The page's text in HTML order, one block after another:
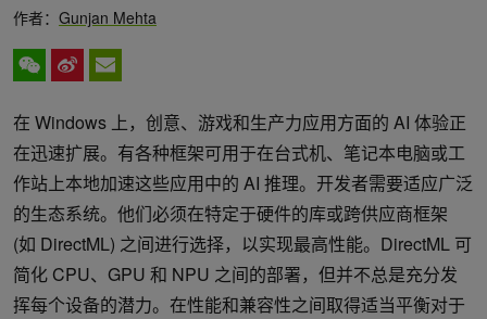
作者： Gunjan Mehta
在 Windows 上，创意、游戏和生产力应用方面的 AI 体验正
在迅速扩展。有各种框架可用于在台式机、笔记本电脑或工
作站上本地加速这些应用中的 AI 推理。开发者需要适应广泛
的生态系统。他们必须在特定于硬件的库或跨供应商框架
(如 DirectML) 之间进行选择，以实现最高性能。DirectML 可
简化 CPU、GPU 和 NPU 之间的部署，但并不总是充分发
挥每个设备的潜力。在性能和兼容性之间取得适当平衡对于